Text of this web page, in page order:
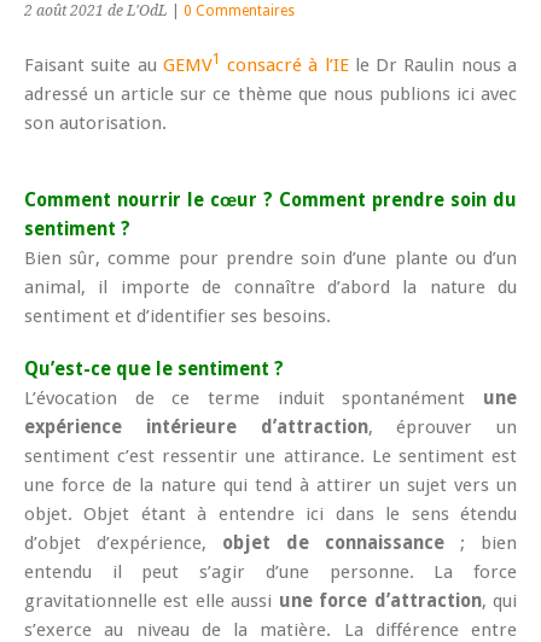
2 août 2021 de L'OdL 0 Commentaires
Faisant suite au GEMV1 consacré à l’IEle Dr Raulin nous a
adressé un article sur ce thème que nous publions ici avec
son autorisation.
Comment nourrir le cœur ? Comment prendre soin du
sentiment ?
Bien sûr, comme pour prendre soin d’une plante ou d’un
animal, il importe de connaître d’abord la nature du
sentiment et d’identifier ses besoins.
Qu’est-ce que le sentiment ?
L’évocation de ce terme induit spontanément une
expérience intérieure d’attraction, éprouver un
sentiment c’est ressentir une attirance. Le sentiment est
une force de la nature qui tend à attirer un sujet vers un
objet. Objet étant à entendre ici dans le sens étendu
d’objet d’expérience, objet de connaissance ; bien
entendu il peut s’agir d’une personne. La force
gravitationnelle est elle aussi une force d’attraction, qui
s’exerce au niveau de la matière. La différence entre